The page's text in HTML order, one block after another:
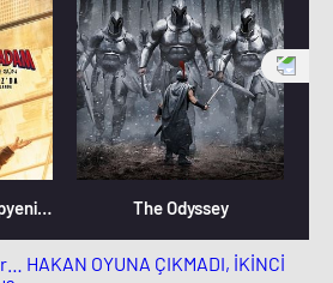
Örümcek-Adam: Yepyeni Bir Gün The Odyssey